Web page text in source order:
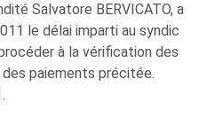
Salvatore BERVICATO, a
le délai imparti au syndic
à la vérification des
paiements précitée.